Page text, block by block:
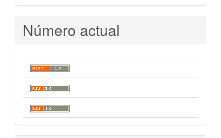
Número actual